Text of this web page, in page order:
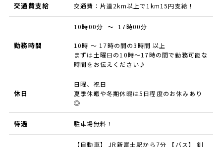
交通費支給 交通費：片道2km以上で1km15円支給！
勤務時間
10時00分 ～ 17時00分
10時 ～ 17時の間の3時間 以上
まずは土曜日の10時～17時の間で勤務可能な
時間をお伝えください♪
休日
日曜、祝日
夏季休暇や冬期休暇は5日程度のお休みあり
◎
待遇 駐車場無料！
【自動車】 JR新富士駅から7分 【バス】 釧